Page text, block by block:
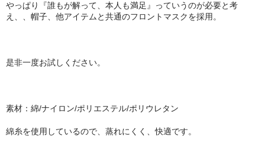
ケーキ
blog
やっぱり『誰もが解って、本人も満足』っていうのが必要と考
え、、帽子、他アイテムと共通のフロントマスクを採用。
是非一度お試しください。
素材：綿/ナイロン/ポリエステル/ポリウレタン
綿糸を使用しているので、蒸れにくく、快適です。